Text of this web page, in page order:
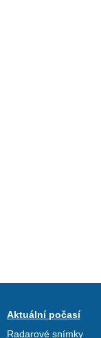
Aktuální počasí
Radarové snímky